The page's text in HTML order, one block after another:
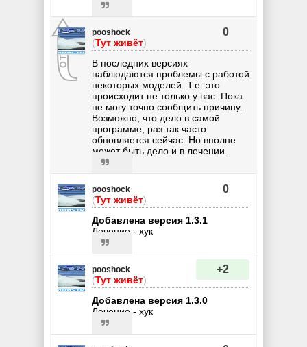
pooshock
(Тут живёт)
0
В последних версиях
наблюдаются проблемы с работой
некоторых моделей. Т.е. это
происходит не только у вас. Пока
не могу точно сообщить причину.
Возможно, что дело в самой
программе, раз так часто
обновляется сейчас. Но вполне
может быть дело и в лечении.
pooshock
(Тут живёт)
0
Добавлена версия 1.3.1
Лечение - хук
pooshock
(Тут живёт)
+2
Добавлена версия 1.3.0
Лечение - хук